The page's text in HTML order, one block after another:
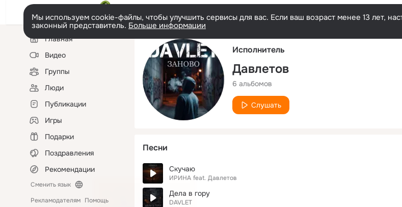
Мы используем cookie-файлы, чтобы улучшить сервисы для вас. Если ваш возраст менее 13 лет,
законный представитель. Больше информации
Левая
колонкаГлавная
Видео
Группы
Люди
Публикации
Игры
Подарки
Поздравления
Рекомендации
Сменить язык
Рекламодателям Помощь
Исполнитель
Давлетов
6 альбомов
Слушать
Песни
Скучаю
ИРИНА feat. Давлетов
Дела в гору
DAVLET